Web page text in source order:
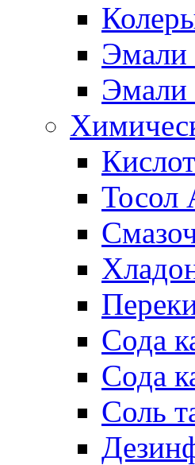
Тосол
Сода
Сода
Соль